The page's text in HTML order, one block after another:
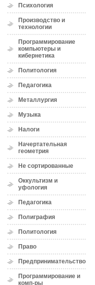
Психология
Производство и
технологии
Программирование
компьютеры и
кибернетика
Политология
Педагогика
Металлургия
Музыка
Налоги
Начертательная
геометрия
Не сортированные
Оккультизм и
уфология
Педагогика
Полиграфия
Политология
Право
Предпринимательство
Программирование и
комп-ры